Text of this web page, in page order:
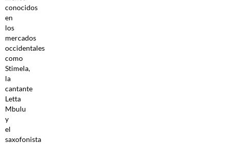
conocidos
en
los
mercados
occidentales
como
Stimela,
la
cantante
Letta
Mbulu
y
el
saxofonista